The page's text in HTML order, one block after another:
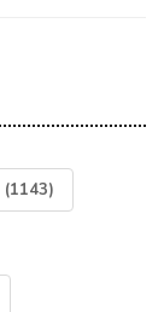
(1143)